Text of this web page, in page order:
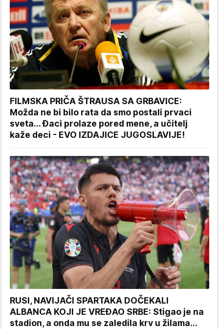
FILMSKA PRIČA ŠTRAUSA SA GRBAVICE:
Možda ne bi bilo rata da smo postali prvaci
sveta... Đaci prolaze pored mene, a učitelj
kaže deci - EVO IZDAJICE JUGOSLAVIJE!
RUSI, NAVIJAČI SPARTAKA DOČEKALI
ALBANCA KOJI JE VREĐAO SRBE: Stigao je na
stadion, a onda mu se zaledila krv u žilama...